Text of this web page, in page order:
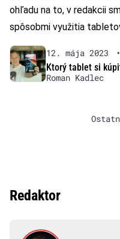
ohľadu na to, v redakcii
spôsobmi využitia
12. mája 2023 •
Ktorý tablet si
Roman Kadlec
Redaktor